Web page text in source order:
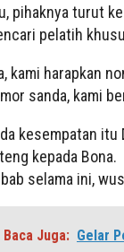
pihaknya turut
pelatih
kami harapkan
sanda, kami
kesempatan
kepada
selama ini,
Baca Juga: Gelar